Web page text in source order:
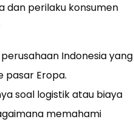
dan perilaku konsumen
Indonesia yang
pasar Eropa.
soal logistik atau biaya
memahami